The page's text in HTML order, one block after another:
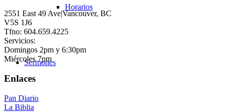
Horarios
Sermones
2551 East 49 Ave|Vancouver, BC
V5S 1J6
Tfno: 604.659.4225
Servicios:
Domingos 2pm y 6:30pm
Miércoles 7pm
Enlaces
Pan Diario
La Biblia